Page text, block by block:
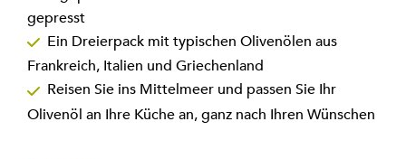
springen
gepresst
Ein Dreierpack mit typischen Olivenölen aus
Frankreich, Italien und Griechenland
Reisen Sie ins Mittelmeer und passen Sie Ihr
Olivenöl an Ihre Küche an, ganz nach Ihren Wünschen